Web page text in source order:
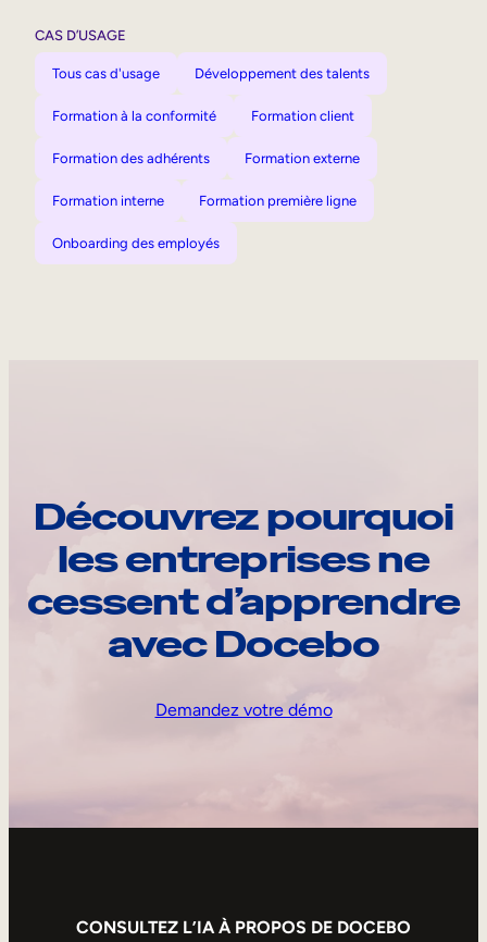
CAS D’USAGE
Tous cas d'usage Développement des talents
Formation à la conformité Formation client
Formation des adhérents Formation externe
Formation interne Formation première ligne
Onboarding des employés
Découvrez pourquoi
les entreprises ne
cessent d’apprendre
avec Docebo
Demandez votre démo
CONSULTEZ L’IA À PROPOS DE DOCEBO